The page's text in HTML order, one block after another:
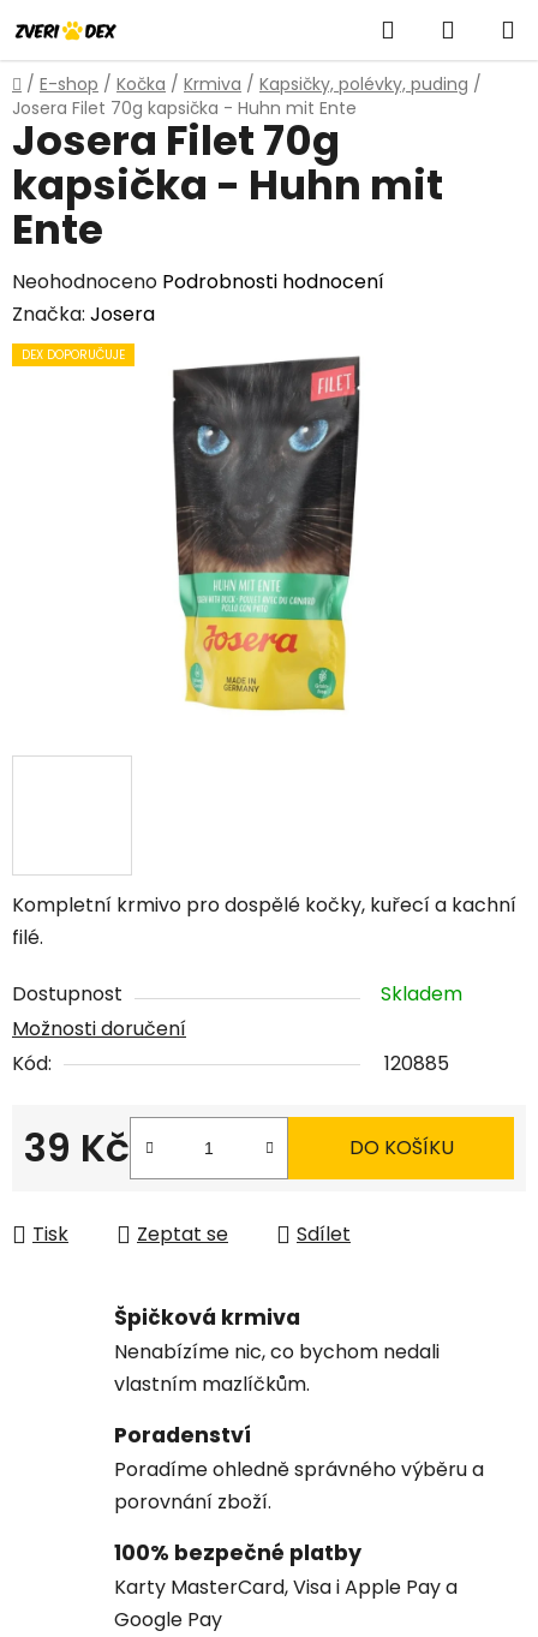
na
obsah
Hledat
KOŠÍK
Domů
/ E-shop / Kočka / Krmiva / Kapsičky, polévky, puding /
Josera Filet 70g kapsička - Huhn mit Ente
Kompletní krmivo pro dospělé kočky, kuřecí a kachní
filé.
Dostupnost
Skladem
Možnosti doručení
Kód:
120885
39 Kč
Měrná cena:
DO KOŠÍKU
Tisk Zeptat se Sdílet
Josera Filet 70g
kapsička - Huhn mit
Ente
Průměrné
hodnocení
produktu
Neohodnoceno Podrobnosti hodnocení
Značka: Josera
DEX DOPORUČUJE
Špičková krmiva
Nenabízíme nic, co bychom nedali
vlastním mazlíčkům.
Poradenství
Poradíme ohledně správného výběru a
porovnání zboží.
100% bezpečné platby
Karty MasterCard, Visa i Apple Pay a
Google Pay